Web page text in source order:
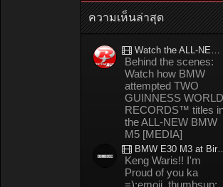
ความเห็นล่าสุด
Watch the ALL-NEW BMW M5 refuel mid-drift to take TWO GUINNESS WORLD RECORDS™ titles
Behind the scenes:
Watch how BMW
attempted TWO
GUINNESS WORLD
RECORDS™ titles
the ALL-NEW BMW
M5 [MEDIA]
BMW E30 M3 at Bira circuit Thailand in 02/2008
Keng Waris!! I'm
Proud of you ka
=):emoji_thumbsup: